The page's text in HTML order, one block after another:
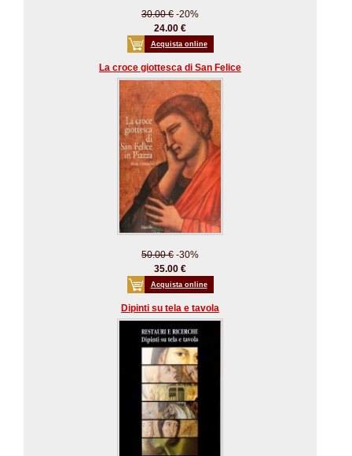
30.00 € -20%
24.00 €
Acquista online
La croce giottesca di San Felice
50.00 € -30%
35.00 €
Acquista online
Dipinti su tela e tavola